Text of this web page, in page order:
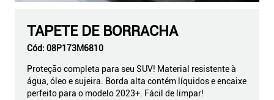
TAPETE DE BORRACHA
Cód: 08P173M6810
Proteção completa para seu SUV! Material resistente à
água, óleo e sujeira. Borda alta contém líquidos e encaixe
perfeito para o modelo 2023+. Fácil de limpar!